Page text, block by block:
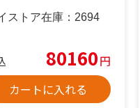
ストア在庫： 2694
80160円
カートに入れる